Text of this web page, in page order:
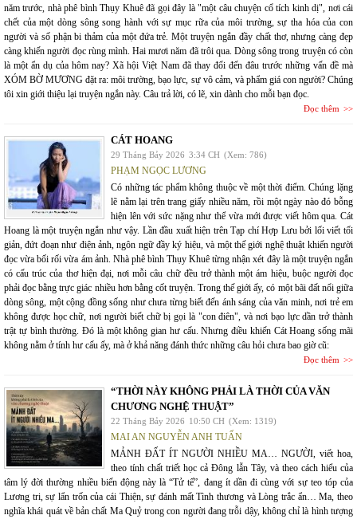
năm trước, nhà phê bình Thụy Khuê đã gọi đây là "một câu chuyện cổ tích kinh dị", nơi cái
chết của một dòng sông song hành với sự mục rữa của môi trường, sự tha hóa của con
người và số phận bi thảm của một đứa trẻ. Một truyện ngắn đầy chất thơ, nhưng càng đẹp
càng khiến người đọc rùng mình. Hai mươi năm đã trôi qua. Dòng sông trong truyện có còn
là một ẩn dụ của hôm nay? Xã hội Việt Nam đã thay đổi đến đâu trước những vấn đề mà
XÓM BỜ MƯƠNG đặt ra: môi trường, bạo lực, sự vô cảm, và phẩm giá con người? Chúng
tôi xin giới thiệu lại truyện ngắn này. Câu trả lời, có lẽ, xin dành cho mỗi bạn đọc.
Đọc thêm
CÁT HOANG
29 Tháng Bảy 2026 3:34 CH (Xem: 786)
PHẠM NGỌC LƯƠNG
Có những tác phẩm không thuộc về một thời điểm. Chúng lặng
lẽ nằm lại trên trang giấy nhiều năm, rồi một ngày nào đó bỗng
hiện lên với sức nặng như thể vừa mới được viết hôm qua. Cát
Hoang là một truyện ngắn như vậy. Lần đầu xuất hiện trên Tạp chí Hợp Lưu bởi lối viết tối
giản, đứt đoạn như điện ảnh, ngôn ngữ đầy ký hiệu, và một thế giới nghệ thuật khiến người
đọc vừa bối rối vừa ám ảnh. Nhà phê bình Thụy Khuê từng nhận xét đây là một truyện ngắn
có cấu trúc của thơ hiện đại, nơi mỗi câu chữ đều trở thành một ám hiệu, buộc người đọc
phải đọc bằng trực giác nhiều hơn bằng cốt truyện. Trong thế giới ấy, có một bãi đất nổi giữa
dòng sông, một cộng đồng sống như chưa từng biết đến ánh sáng của văn minh, nơi trẻ em
không được học chữ, nơi người biết chữ bị gọi là "con điên", và nơi bạo lực dần trở thành
trật tự bình thường. Đó là một không gian hư cấu. Nhưng điều khiến Cát Hoang sống mãi
không nằm ở tính hư cấu ấy, mà ở khả năng đánh thức những câu hỏi chưa bao giờ cũ:
Đọc thêm
“THỜI NÀY KHÔNG PHẢI LÀ THỜI CỦA VĂN
CHƯƠNG NGHỆ THUẬT”
22 Tháng Bảy 2026 10:50 CH (Xem: 1319)
MAI AN NGUYỄN ANH TUẤN
MẢNH ĐẤT ÍT NGƯỜI NHIỀU MA… NGƯỜI, viết hoa,
theo tính chất triết học cả Đông lẫn Tây, và theo cách hiểu của
tâm lý đời thường nhiều biến động này là “Tử tế”, đang ít dần đi cùng với sự teo tóp của
Lương tri, sự lẩn trốn của cái Thiện, sự đánh mất Tình thương và Lòng trắc ẩn… Ma, theo
nghĩa khái quát về bản chất Ma Quỷ trong con người đang trỗi dậy, không chỉ là hình tượng